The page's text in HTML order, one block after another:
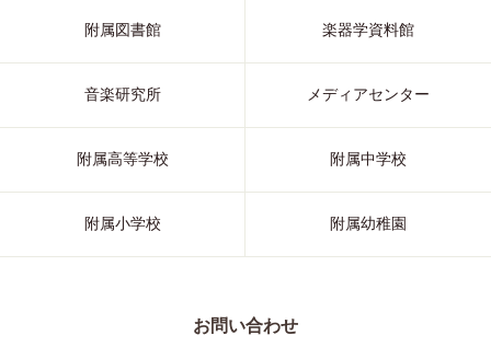
附属図書館 楽器学資料館
音楽研究所 メディアセンター
附属高等学校 附属中学校
附属小学校 附属幼稚園
お問い合わせ